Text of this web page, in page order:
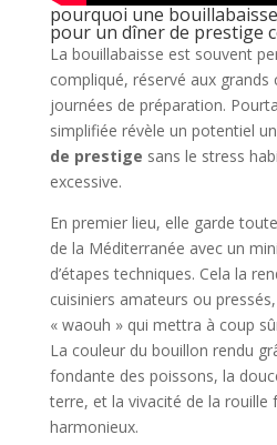
pourquoi une
pour un dîner de prestige
La bouillabaisse est souvent
compliqué, réservé aux grands
journées de préparation.
simplifiée révèle un potentiel
de prestige sans le stress
excessive.
En premier lieu, elle garde
de la Méditerranée avec un
d’étapes techniques. Cela la
cuisiniers amateurs ou
« waouh » qui mettra à coup
La couleur du bouillon rendu
fondante des poissons, la
terre, et la vivacité de la rouille
harmonieux.